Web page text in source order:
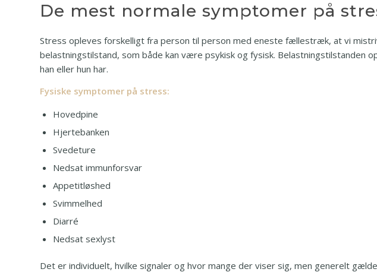
De mest normale symptomer på
Stress opleves forskelligt fra person til person med eneste fællestræk, at vi
belastningstilstand, som både kan være psykisk og fysisk.
han eller hun har.
Fysiske symptomer på stress:
Hovedpine
Hjertebanken
Svedeture
Nedsat immunforsvar
Appetitløshed
Svimmelhed
Diarré
Nedsat sexlyst
Det er individuelt, hvilke signaler og hvor mange der viser sig, men generelt